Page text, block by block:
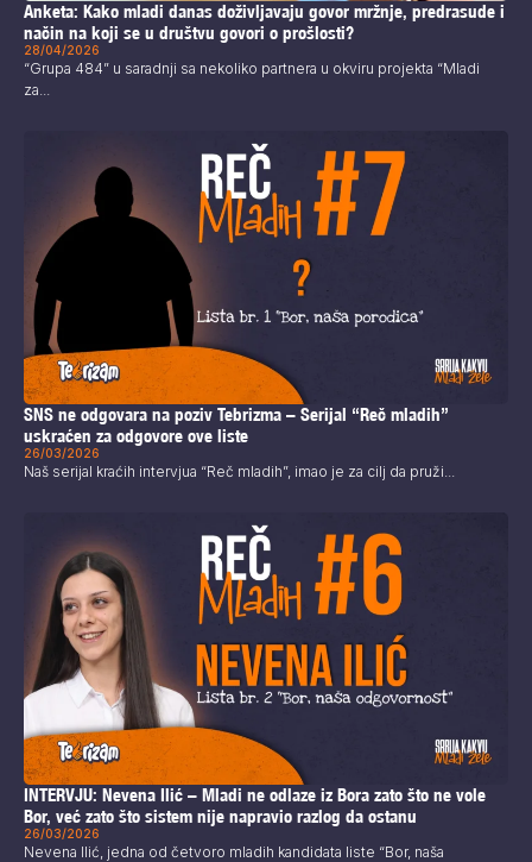
Anketa: Kako mladi danas doživljavaju govor mržnje, predrasude i
način na koji se u društvu govori o prošlosti?
28/04/2026
“Grupa 484” u saradnji sa nekoliko partnera u okviru projekta “Mladi
za...
SNS ne odgovara na poziv Tebrizma – Serijal “Reč mladih”
uskraćen za odgovore ove liste
26/03/2026
Naš serijal kraćih intervjua “Reč mladih”, imao je za cilj da pruži...
INTERVJU: Nevena Ilić – Mladi ne odlaze iz Bora zato što ne vole
Bor, već zato što sistem nije napravio razlog da ostanu
26/03/2026
Nevena Ilić, jedna od četvoro mladih kandidata liste “Bor, naša